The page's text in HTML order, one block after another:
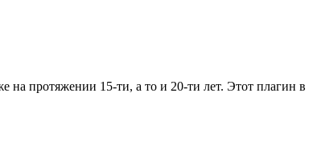
протяжении 15-ти, а то и 20-ти лет. Этот плагин в